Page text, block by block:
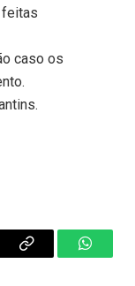
feitas
caso os
Copy